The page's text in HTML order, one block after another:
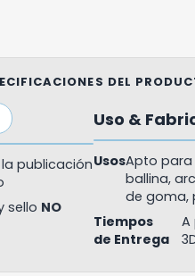
DEL
publicación
sello NO
Uso &
UsosApto
ballina,
de goma,
Tiempos
de Entrega
A